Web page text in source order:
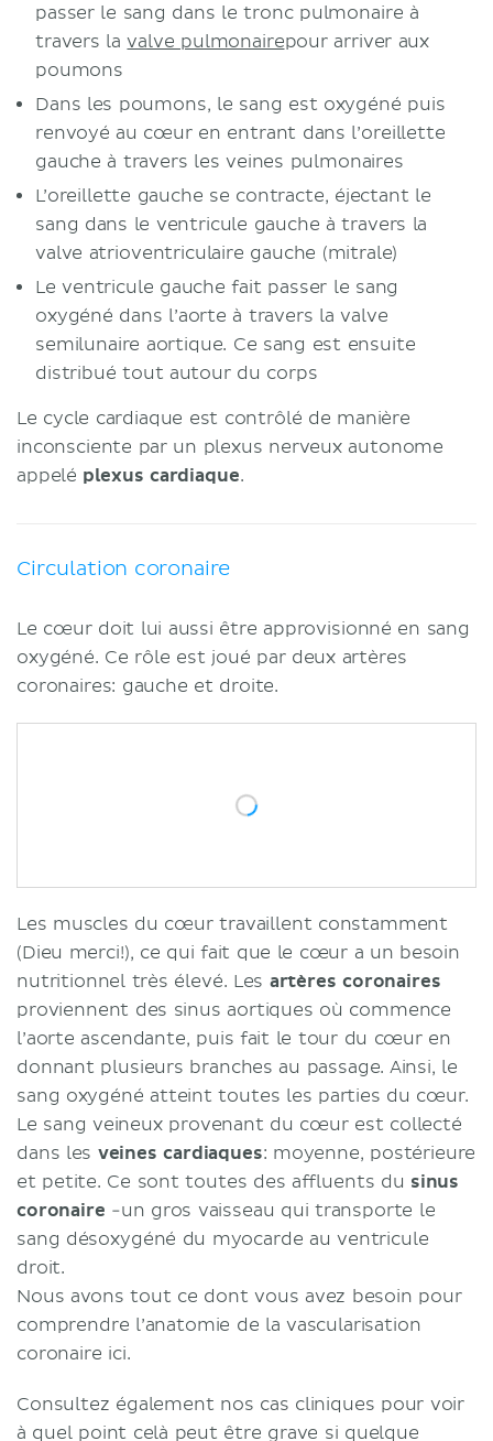
passer le sang dans le tronc pulmonaire à
travers lavalve pulmonairepour arriver aux
poumons
Dans les poumons, le sang est oxygéné puis
renvoyé au cœur en entrant dans l’oreillette
gauche à travers les veines pulmonaires
L’oreillette gauche se contracte, éjectant le
sang dans le ventricule gauche à travers la
valve atrioventriculaire gauche (mitrale)
Le ventricule gauche fait passer le sang
oxygéné dans l’aorte à travers la valve
semilunaire aortique. Ce sang est ensuite
distribué tout autour du corps
Le cycle cardiaque est contrôlé de manière
inconsciente par un plexus nerveux autonome
appelé plexus cardiaque.
Circulation coronaire
Le cœur doit lui aussi être approvisionné en sang
oxygéné. Ce rôle est joué par deux artères
coronaires: gauche et droite.
Les muscles du cœur travaillent constamment
(Dieu merci!), ce qui fait que le cœur a un besoin
nutritionnel très élevé. Les artères coronaires
proviennent des sinus aortiques où commence
l’aorte ascendante, puis fait le tour du cœur en
donnant plusieurs branches au passage. Ainsi, le
sang oxygéné atteint toutes les parties du cœur.
Le sang veineux provenant du cœur est collecté
dans les veines cardiaques: moyenne, postérieure
et petite. Ce sont toutes des affluents du sinus
coronaire -un gros vaisseau qui transporte le
sang désoxygéné du myocarde au ventricule
droit.
Nous avons tout ce dont vous avez besoin pour
comprendre l’anatomie de la vascularisation
coronaire ici.
Consultez également nos cas cliniques pour voir
à quel point celà peut être grave si quelque